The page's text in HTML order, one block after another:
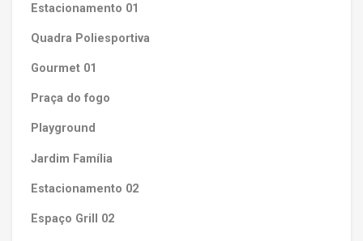
Estacionamento 01
Quadra Poliesportiva
Gourmet 01
Praça do fogo
Playground
Jardim Família
Estacionamento 02
Espaço Grill 02